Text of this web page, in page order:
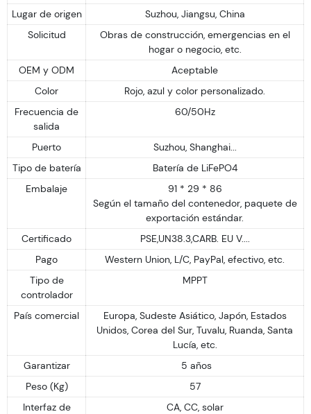
Lugar de origen
Suzhou, Jiangsu, China
Solicitud
Obras de construcción, emergencias en el
hogar o negocio, etc.
OEM y ODM
Aceptable
Color
Rojo, azul y color personalizado.
Frecuencia de
salida
60/50Hz
Puerto
Suzhou, Shanghai...
Tipo de batería
Batería de LiFePO4
Embalaje
91 * 29 * 86
Según el tamaño del contenedor, paquete de
exportación estándar.
Certificado
PSE,UN38.3,CARB. EU V....
Pago
Western Union, L/C, PayPal, efectivo, etc.
Tipo de
controlador
MPPT
País comercial
Europa, Sudeste Asiático, Japón, Estados
Unidos, Corea del Sur, Tuvalu, Ruanda, Santa
Lucía, etc.
Garantizar
5 años
Peso (Kg)
57
Interfaz de
CA, CC, solar